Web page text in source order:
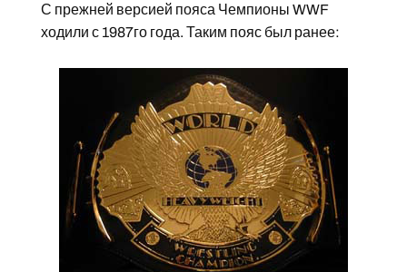
С прежней версией пояса Чемпионы WWF
ходили с 1987го года. Таким пояс был ранее: